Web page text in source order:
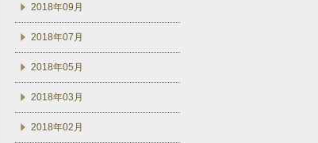
2018年09月
2018年07月
2018年05月
2018年03月
2018年02月